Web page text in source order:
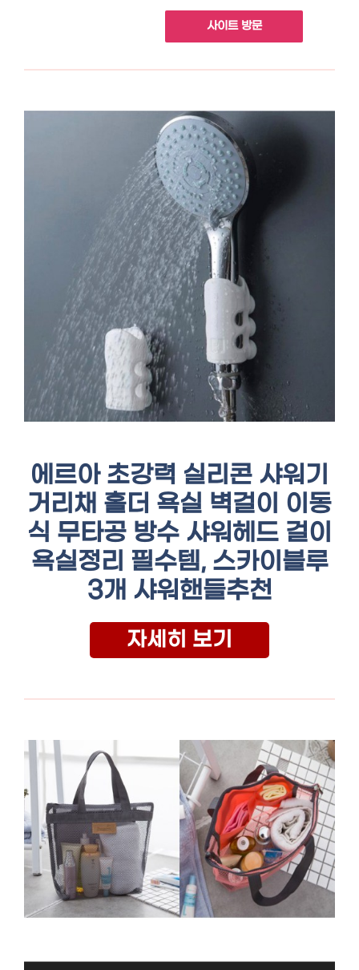
사이트 방문
에르아 초강력 실리콘 샤워기
거리채 홀더 욕실 벽걸이 이동
식 무타공 방수 샤워헤드 걸이
욕실정리 필수템, 스카이블루
3개 샤워핸들추천
자세히 보기